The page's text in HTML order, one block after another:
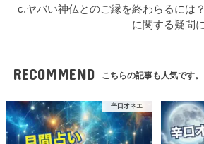
c.ヤバい神仏とのご縁を終わらるには
に関する疑問
RECOMMEND こちらの記事も人気です。
辛口オネエ